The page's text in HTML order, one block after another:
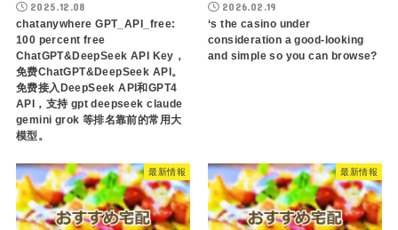
2025.12.08
chatanywhere GPT_API_free:
100 percent free
ChatGPT&DeepSeek API Key，
免费ChatGPT&DeepSeek API。
免费接入DeepSeek API和GPT4
API，支持 gpt deepseek claude
gemini grok 等排名靠前的常用大
模型。
2026.02.19
‘s the casino under
consideration a good-looking
and simple so you can browse?
最新情報 最新情報